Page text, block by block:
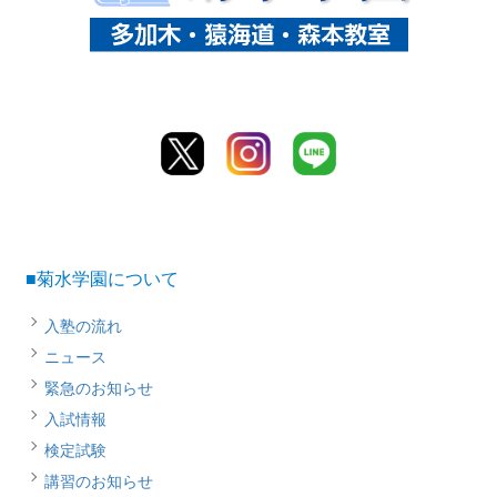
■菊水学園について
入塾の流れ
ニュース
緊急のお知らせ
入試情報
検定試験
講習のお知らせ